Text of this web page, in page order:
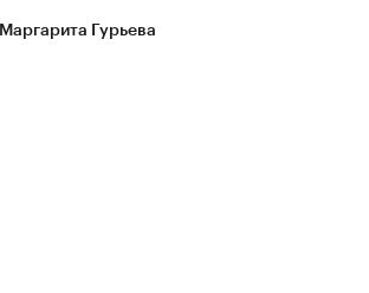
Маргарита Гурьева